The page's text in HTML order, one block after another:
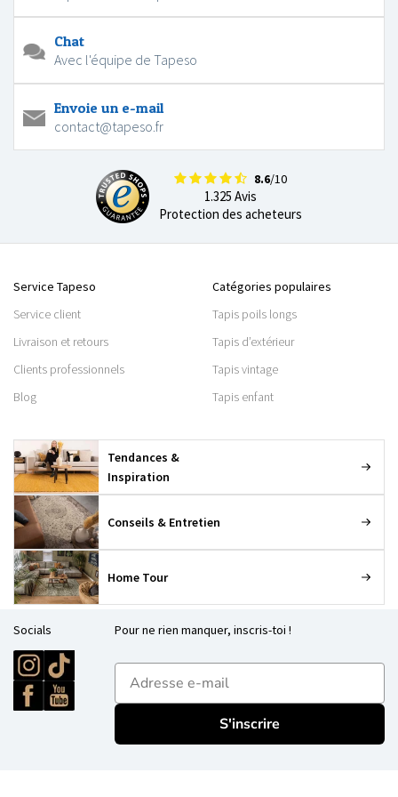
Chat
Avec l'équipe de Tapeso
Envoie un e-mail
contact@tapeso.fr
8.6/10
1.325 Avis
Protection des acheteurs
Service Tapeso
Service client
Livraison et retours
Clients professionnels
Blog
Catégories populaires
Tapis poils longs
Tapis d’extérieur
Tapis vintage
Tapis enfant
Tendances &
Inspiration
Conseils & Entretien
Home Tour
Socials Pour ne rien manquer, inscris-toi !
E-mailadres
S'inscrire